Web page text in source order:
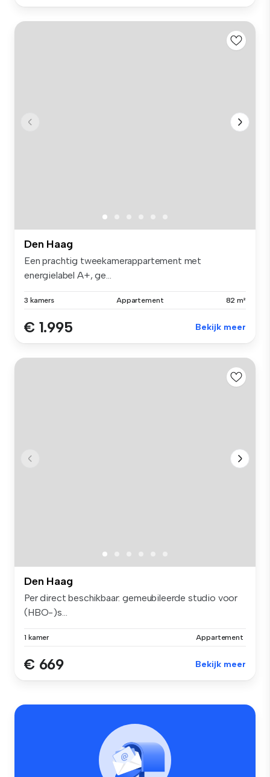
Den Haag
Een prachtig tweekamerappartement met
energielabel A+, ge...
3 kamers Appartement 82 m²
€ 1.995 Bekijk meer
Den Haag
Per direct beschikbaar: gemeubileerde studio voor
(HBO-)s...
1 kamer Appartement
€ 669 Bekijk meer